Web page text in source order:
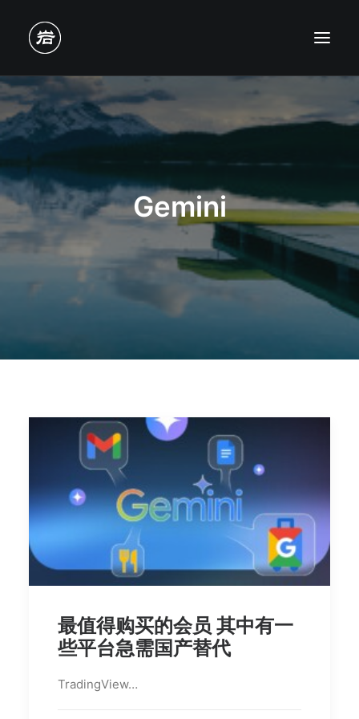
Gemini
最值得购买的会员 其中有一
些平台急需国产替代
TradingView…